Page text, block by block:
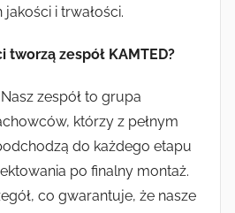
i trwałości.
tworzą zespół KAMTED?
zespół to grupa
którzy z pełnym
do każdego etapu
po finalny montaż.
co gwarantuje, że nasze